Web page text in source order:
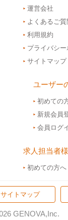
運営会社
よくあるご質
利用規約
プライバシ
サイトマップ
ユーザー
初めての
新規会員
会員ログ
求人担当者
初めての方へ
サイトマップ
GENOVA,Inc.